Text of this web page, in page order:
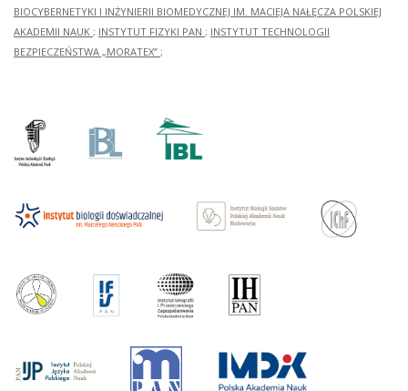
BIOCYBERNETYKI I INŻYNIERII BIOMEDYCZNEJ IM. MACIEJA NAŁĘCZA POLSKIEJ
AKADEMII NAUK ; INSTYTUT FIZYKI PAN ; INSTYTUT TECHNOLOGII
BEZPIECZEŃSTWA „MORATEX” ;